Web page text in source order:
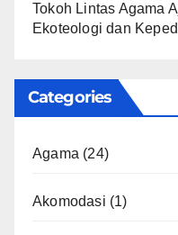
Tokoh Lintas Agama
Ekoteologi dan
Categories
Agama (24)
Akomodasi (1)